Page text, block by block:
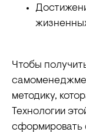
Чтобы
методику,
Технологии
сформировать